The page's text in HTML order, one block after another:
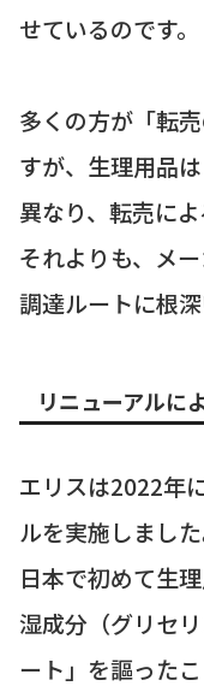
せているのです。
多くの方が「転
すが、生理用品
異なり、転売に
それよりも、メ
調達ルートに根
リニューアルに
エリスは2022年
ルを実施しまし
日本で初めて生
湿成分（グリセ
ート」を謳った